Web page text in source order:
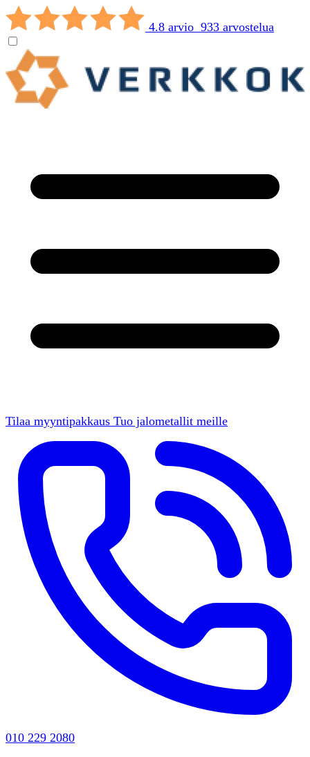
4.8 arvio 933 arvostelua
Tilaa myyntipakkaus Tuo jalometallit meille
010 229 2080